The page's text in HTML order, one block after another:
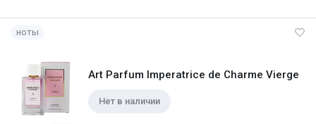
ноты
Art Parfum Imperatrice de Charme Vierge
Нет в наличии